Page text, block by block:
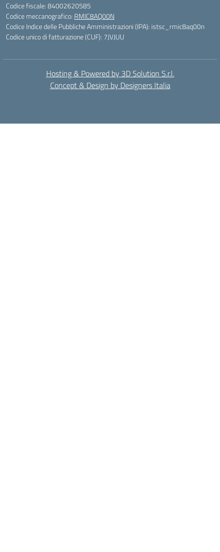
Codice fiscale: 84002620585
Codice meccanografico: RMIC8AQ00N
Codice Indice delle Pubbliche Amministrazioni (IPA): istsc_rmic8aq00n
Codice unico di fatturazione (CUF): 7JVJUU
Hosting & Powered by 3D Solution S.r.l.
Concept & Design by Designers Italia